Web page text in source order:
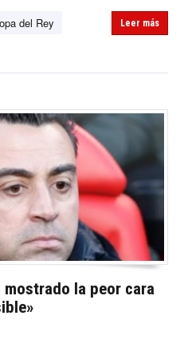
del Rey
Leer más
mostrado la peor cara